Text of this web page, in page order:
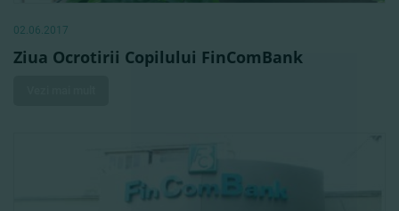
02.06.2017
Ziua Ocrotirii Copilului FinComBank